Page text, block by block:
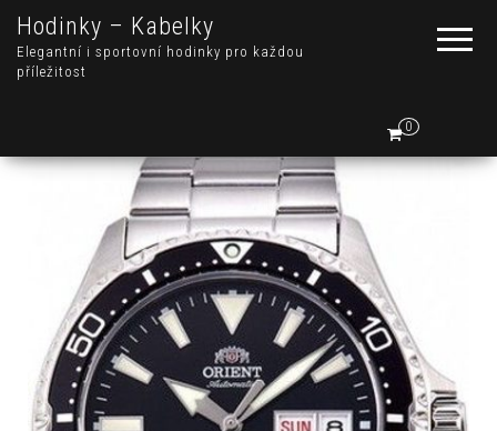
Hodinky – Kabelky
Elegantní i sportovní hodinky pro každou
příležitost
0